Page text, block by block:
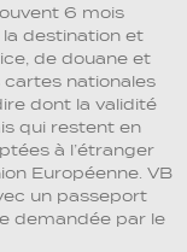
6 mois
destination et
de douane et
cartes nationales
dont la validité
qui restent en
à l’étranger
Européenne. VB
un passeport
demandée par le